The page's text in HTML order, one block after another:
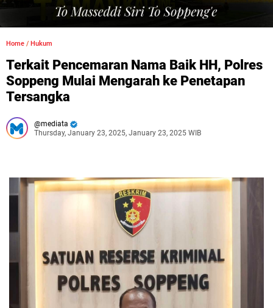
Home / Hukum
Terkait Pencemaran Nama Baik HH, Polres
Soppeng Mulai Mengarah ke Penetapan
Tersangka
mediata
Thursday, January 23, 2025, January 23, 2025 WIB